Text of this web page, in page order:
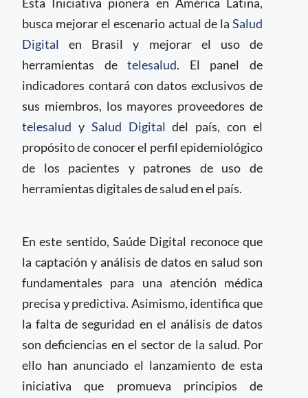
busca mejorar el escenario actual de la Salud
Digital en Brasil y mejorar el uso de
herramientas detelesalud. El panel de
indicadores contará con datos exclusivos de
sus miembros, los mayores proveedores de
telesalud y Salud Digital del país, con el
propósito de conocer el perfil epidemiológico
de los pacientes y patrones de uso de
herramientas digitales de salud en el país.
En este sentido, Saúde Digital reconoce que
la captación y análisis de datos en salud son
fundamentales para una atención médica
precisa y predictiva. Asimismo, identifica que
la falta de seguridad en el análisis de datos
son deficiencias en el sector de la salud. Por
ello han anunciado el lanzamiento de esta
iniciativa que promueva principios de